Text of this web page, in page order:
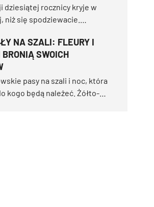
dziesiątej rocznicy kryje w
niż się spodziewacie.
nie doszła do skutku,
męskie starcie w historii
powrót dziewięciu
legendarną wyspę.
NA SZALI: FLEURY I
SWOICH
pasy na szali i noc, która
kogo będą należeć. Żółto-